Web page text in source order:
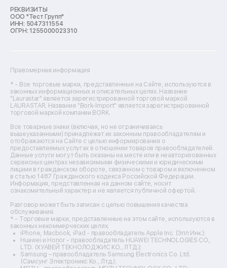
Ремонт морозильных камер
Ремонт отпаривателей
Ремонт плоттеров
Ремонт фенов
Ремонт цифровых биноклей
Ремонт тепловизоров
Ремонт массажных кресел
Ремонт водонагревателей
Ремонт вытяжек
Ремонт источников бесперебойного питания
Ремонт пароварок
Ремонт микшерных пультов
Ремонт dj-пультов
Ремонт кухонных плит
Ремонт стедикамов
Ремонт оптических прицелов
Ремонт электровелосипедов
Ремонт видеокамер
Ремонт эхолотов
Ремонт 3d-принтеров
Ремонт прицелов ночного видения
Ремонт винных шкафов
Ремонт выпрямителей
Ремонт сушилок для рук
РЕКВИЗИТЫ
ООО "Тест Групп"
ИНН: 5047311554
ОГРН: 1255000023310
Правомерная информация
* - Все торговые марки, представленные на Сайте, используются в
законных информационных и описательных целях. Название
"Laurastar" является зарегистрированной торговой маркой
LAURASTAR. Название "Bork-Import" является зарегистрированной
торговой маркой компании BORK.
Все товарные знаки (включая, но не ограничиваясь
вышеуказанными) принадлежат их законным правообладателям и
отображаются на Сайте с целью информирования о
предоставляемых услугах в отношении товаров правообладателей.
Данные услуги могут быть оказаны на месте или в неавторизованных
сервисных центрах независимыми физическими и юридическими
лицами в гражданском обороте, связанном с товаром и включенном
в статью 1487 Гражданского кодекса Российской Федерации.
Информация, представленная на данном сайте, носит
ознакомительный характер и не является публичной офертой.
Разговор может быть записан с целью повышения качества
обслуживания.
* - Торговые марки, представленные на этом сайте, используются в
законных некоммерческих целях.
iPhone, Macbook, iPad - правообладатель Apple Inc. (Эпл Инк.);
Huawei и Honor - правообладатель HUAWEI TECHNOLOGIES CO.,
LTD. (ХУАВЕЙ ТЕКНОЛОДЖИС КО., ЛТД.);
Samsung – правообладатель Samsung Electronics Co. Ltd.
(Самсунг Электроникс Ко., Лтд.);